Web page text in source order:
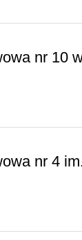
nr 10
nr 4